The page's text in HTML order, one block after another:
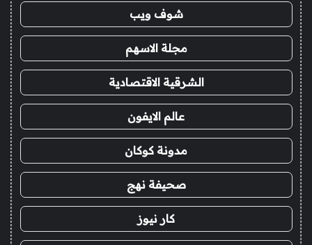
شوف ويب
مجلة الاسهم
الشرقية الاقتصادية
عالم الايفون
مدونة كوكان
صحيفة نهج
كار نيوز